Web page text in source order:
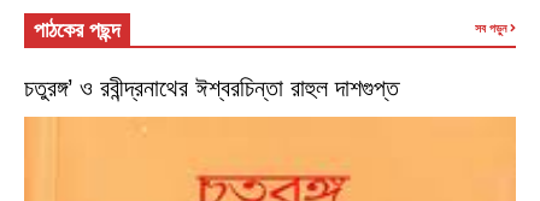
পাঠকের পছন্দ সব পড়ুন
চতুরঙ্গ’ ও রবীন্দ্রনাথের ঈশ্বরচিন্তা রাহুল দাশগুপ্ত